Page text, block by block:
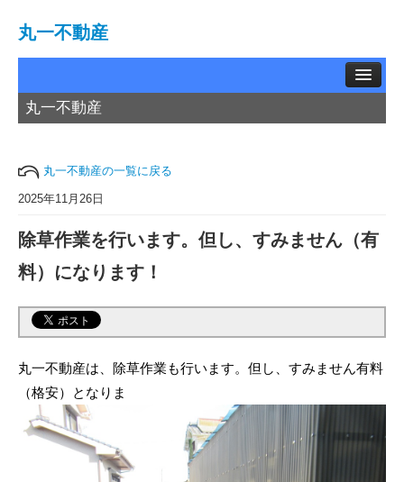
丸一不動産
土地情報
会社概要
申込書ダウンロード
ウェブ入居申込
丸一不動産
丸一不動産の一覧に戻る
2025年11月26日
除草作業を行います。但し、すみません（有
料）になります！
丸一不動産は、除草作業も行います。但し、すみません有料
（格安）となりま